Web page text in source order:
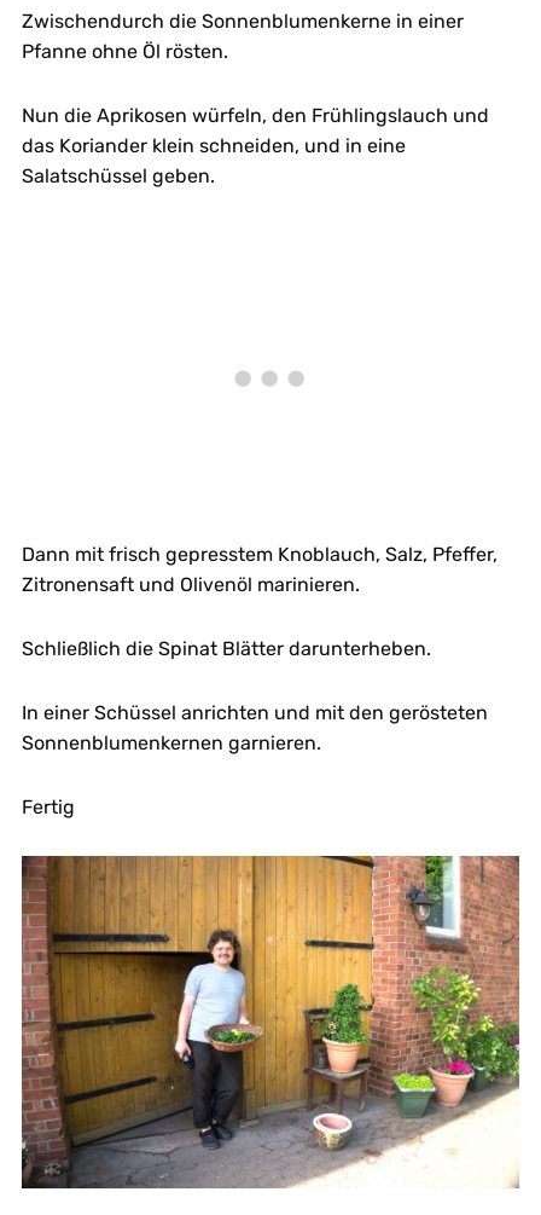
Zwischendurch die Sonnenblumenkerne in einer
Pfanne ohne Öl rösten.
Nun die Aprikosen würfeln, den Frühlingslauch und
das Koriander klein schneiden, und in eine
Salatschüssel geben.
Dann mit frisch gepresstem Knoblauch, Salz, Pfeffer,
Zitronensaft und Olivenöl marinieren.
Schließlich die Spinat Blätter darunterheben.
In einer Schüssel anrichten und mit den gerösteten
Sonnenblumenkernen garnieren.
Fertig